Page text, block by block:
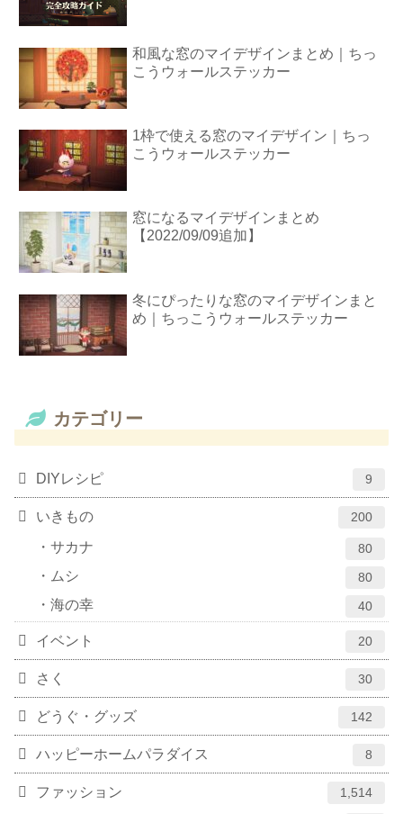
和風な窓のマイデザインまとめ｜ちっ
こうウォールステッカー
1枠で使える窓のマイデザイン｜ちっ
こうウォールステッカー
窓になるマイデザインまとめ
【2022/09/09追加】
冬にぴったりな窓のマイデザインまと
め｜ちっこうウォールステッカー
カテゴリー
DIYレシピ 9
いきもの 200
サカナ 80
ムシ 80
海の幸 40
イベント 20
さく 30
どうぐ・グッズ 142
ハッピーホームパラダイス 8
ファッション 1,514